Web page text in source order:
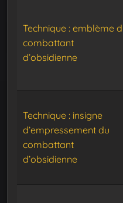
Technique : emblème
combattant
d’obsidienne
Technique : insigne
d’empressement du
combattant
d’obsidienne